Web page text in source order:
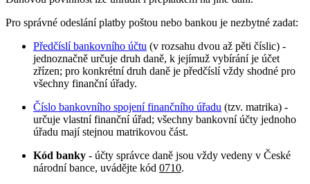
Pro správné odeslání platby poštou nebo bankou je nezbytné zadat:
Předčíslí bankovního účtu (v rozsahu dvou až pěti číslic) -
jednoznačně určuje druh daně, k jejímuž vybírání je účet
zřízen; pro konkrétní druh daně je předčíslí vždy shodné pro
všechny finanční úřady.
Číslo bankovního spojení finančního úřadu (tzv. matrika) -
určuje vlastní finanční úřad; všechny bankovní účty jednoho
úřadu mají stejnou matrikovou část.
Kód banky - účty správce daně jsou vždy vedeny v České
národní bance, uvádějte kód 0710.